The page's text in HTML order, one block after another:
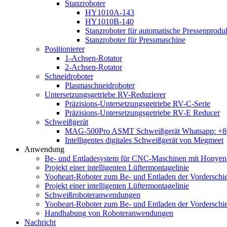
Stanzroboter
HY1010A-143
HY1010B-140
Stanzroboter für automatische
Stanzroboter für Pressmaschine
Positionierer
1-Achsen-Rotator
2-Achsen-Rotator
Schneidroboter
Plasmaschneidroboter
Untersetzungsgetriebe RV-Reduzierer
Präzisions-Untersetzungsgetriebe RV-C-Serie
Präzisions-Untersetzungsgetriebe RV-E Reducer
Schweißgerät
MAG-500Pro ASMT Schweißgerät Whatsapp:
Intelligentes digitales Schweißgerät von Megmeet
Anwendung
Be- und Entladesystem für CNC-Maschinen mit
Projekt einer intelligenten Lüftermontagelinie
Yooheart-Roboter zum Be- und Entladen der
Projekt einer intelligenten Lüftermontagelinie
Schweißroboteranwendungen
Yooheart-Roboter zum Be- und Entladen der
Handhabung von Roboteranwendungen
Nachricht